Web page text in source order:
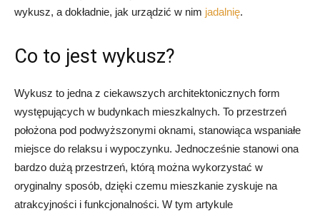
wykusz, a dokładnie, jak urządzić w nim jadalnię.
Co to jest wykusz?
Wykusz to jedna z ciekawszych architektonicznych form
występujących w budynkach mieszkalnych. To przestrzeń
położona pod podwyższonymi oknami, stanowiąca wspaniałe
miejsce do relaksu i wypoczynku. Jednocześnie stanowi ona
bardzo dużą przestrzeń, którą można wykorzystać w
oryginalny sposób, dzięki czemu mieszkanie zyskuje na
atrakcyjności i funkcjonalności. W tym artykule